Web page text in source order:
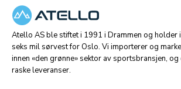
Atello AS ble stiftet i 1991 i Drammen og holder
seks mil sørvest for Oslo. Vi importerer og
innen «den grønne» sektor av sportsbransjen,
raske leveranser.